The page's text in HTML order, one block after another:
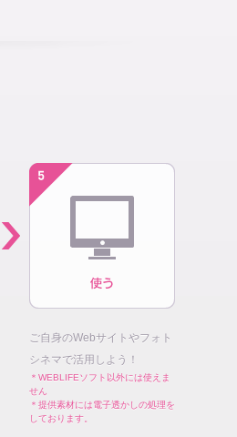
ご自身のWebサイトやフォト
シネマで活用しよう！
＊WEBLIFEソフト以外には使えま
せん
＊提供素材には電子透かしの処理を
しております。